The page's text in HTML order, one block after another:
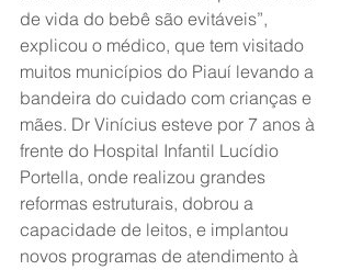
de vida do bebê são evitáveis”,
explicou o médico, que tem visitado
muitos municípios do Piauí levando a
bandeira do cuidado com crianças e
mães. Dr Vinícius esteve por 7 anos à
frente do Hospital Infantil Lucídio
Portella, onde realizou grandes
reformas estruturais, dobrou a
capacidade de leitos, e implantou
novos programas de atendimento à